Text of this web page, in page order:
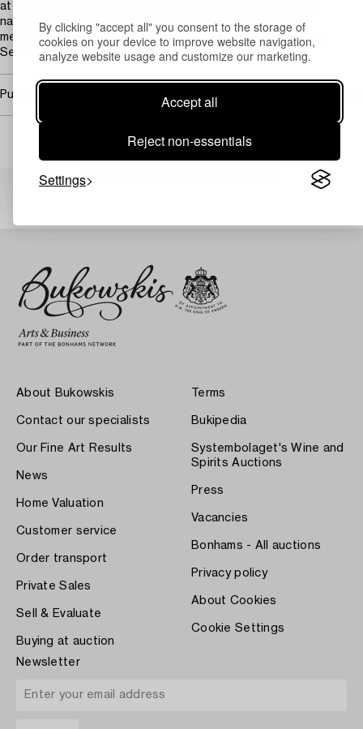
By clicking "accept all" you consent to the storage of
cookies on your device to improve website navigation,
analyze website usage and customize our marketing.
Accept all
Reject non-essentials
Settings
att stanna på Torreby till september. Bland slottets mer
namnkunniga gäster återfinns såväl Greta Garbo som
medlemmar ur både Sveriges och Monacos kungafamiljer.
Sedan år 1961 ligger Torrebys golfklubb på ägorna.
Purchasing info
Others have also viewed
About Bukowskis
Contact our specialists
Our Fine Art Results
News
Home Valuation
Customer service
Order transport
Private Sales
Sell & Evaluate
Buying at auction
Terms
Bukipedia
Systembolaget's Wine and
Spirits Auctions
Press
Vacancies
Bonhams - All auctions
Privacy policy
About Cookies
Cookie Settings
Newsletter